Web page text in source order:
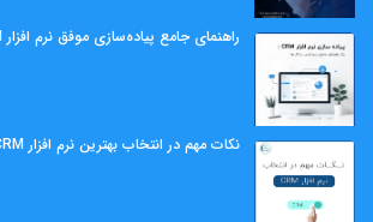
راهنمای جامع پیاده‌سازی موفق نرم افزار CRM در سازمان‌ها
نکات مهم در انتخاب بهترین نرم افزار CRM